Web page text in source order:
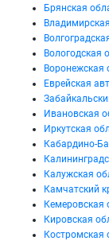
Брянская
Вологодская
Воронежская
Еврейская
Ивановская
Иркутская
Кабардино-
Калужская
Камчатский
Кемеровская
Кировская
Костромская